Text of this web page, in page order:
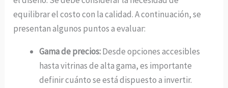
equilibrar el costo con la calidad. A continuación, se
presentan algunos puntos a evaluar:
Gama de precios:Desde opciones accesibles
hasta vitrinas de alta gama, es importante
definir cuánto se está dispuesto a invertir.